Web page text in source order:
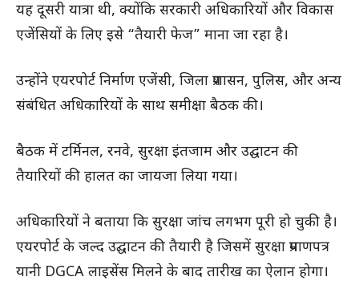
यह दूसरी यात्रा थी, क्योंकि सरकारी अधिकारियों और विकास
एजेंसियों के लिए इसे “तैयारी फेज” माना जा रहा है।
उन्होंने एयरपोर्ट निर्माण एजेंसी, जिला प्रशासन, पुलिस, और अन्य
संबंधित अधिकारियों के साथ समीक्षा बैठक की।
बैठक में टर्मिनल, रनवे, सुरक्षा इंतजाम और उद्घाटन की
तैयारियों की हालत का जायजा लिया गया।
अधिकारियों ने बताया कि सुरक्षा जांच लगभग पूरी हो चुकी है।
एयरपोर्ट के जल्द उद्घाटन की तैयारी है जिसमें सुरक्षा प्रमाणपत्र
यानी DGCA लाइसेंस मिलने के बाद तारीख का ऐलान होगा।